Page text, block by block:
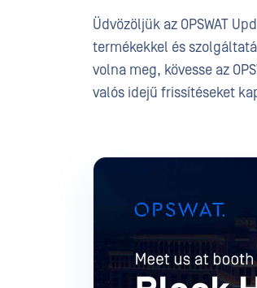
Üdvözöljük az OPSWAT
termékekkel és
volna meg, kövesse az
valós idejű frissítéseket